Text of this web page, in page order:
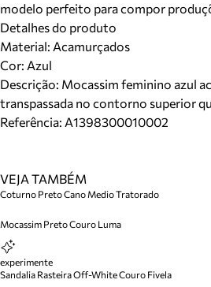
modelo perfeito para compor
Detalhes do produto
Material: Acamurçados
Cor: Azul
Descrição: Mocassim feminino azul
transpassada no contorno superior
Referência: A1398300010002
VEJA TAMBÉM
Coturno Preto Cano Medio Tratorado
Mocassim Preto Couro Luma
experimente
Sandalia Rasteira Off-White Couro Fivela